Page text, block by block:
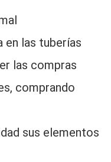
en las tuberías
las compras
comprando
sus elementos